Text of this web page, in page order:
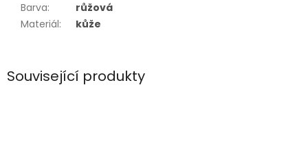
Související produkty
Barva:
růžová
Materiál: kůže